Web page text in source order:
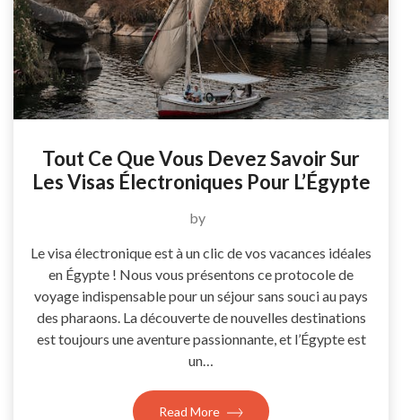
Tout Ce Que Vous Devez Savoir Sur
Les Visas Électroniques Pour L’Égypte
by
Le visa électronique est à un clic de vos vacances idéales
en Égypte ! Nous vous présentons ce protocole de
voyage indispensable pour un séjour sans souci au pays
des pharaons. La découverte de nouvelles destinations
est toujours une aventure passionnante, et l’Égypte est
un…
Read More